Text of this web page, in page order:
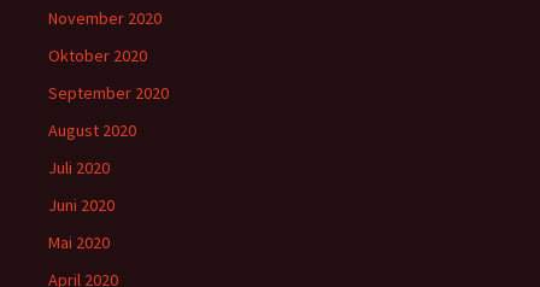
November 2020
Oktober 2020
September 2020
August 2020
Juli 2020
Juni 2020
Mai 2020
April 2020